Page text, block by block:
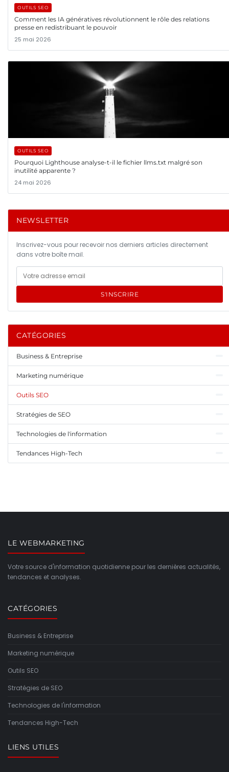
OUTILS SEO
Comment les IA génératives révolutionnent le rôle des relations
presse en redistribuant le pouvoir
25 mai 2026
OUTILS SEO
Pourquoi Lighthouse analyse-t-il le fichier llms.txt malgré son
inutilité apparente ?
24 mai 2026
NEWSLETTER
Inscrivez-vous pour recevoir nos derniers articles directement
dans votre boîte mail.
S'INSCRIRE
CATÉGORIES
Business & Entreprise
Marketing numérique
Outils SEO
Stratégies de SEO
Technologies de l'information
Tendances High-Tech
LE WEBMARKETING
Votre source d'information quotidienne pour les dernières actualités,
tendances et analyses.
CATÉGORIES
Business & Entreprise
Marketing numérique
Outils SEO
Stratégies de SEO
Technologies de l'information
Tendances High-Tech
LIENS UTILES